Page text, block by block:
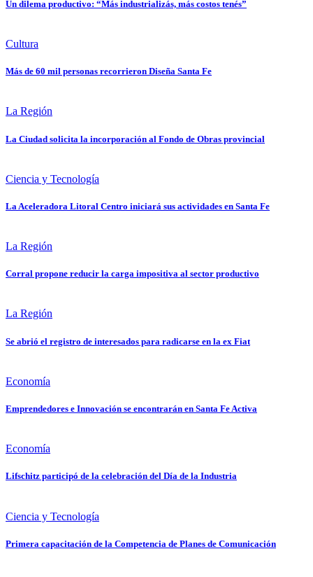
Un dilema productivo: “Más industrializás, más costos tenés”
Cultura
Más de 60 mil personas recorrieron Diseña Santa Fe
La Región
La Ciudad solicita la incorporación al Fondo de Obras provincial
Ciencia y Tecnología
La Aceleradora Litoral Centro iniciará sus actividades en Santa Fe
La Región
Corral propone reducir la carga impositiva al sector productivo
La Región
Se abrió el registro de interesados para radicarse en la ex Fiat
Economía
Emprendedores e Innovación se encontrarán en Santa Fe Activa
Economía
Lifschitz participó de la celebración del Día de la Industria
Ciencia y Tecnología
Primera capacitación de la Competencia de Planes de Comunicación